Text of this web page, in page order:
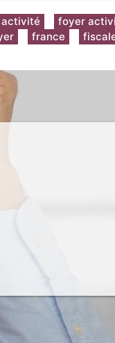
foyer
france